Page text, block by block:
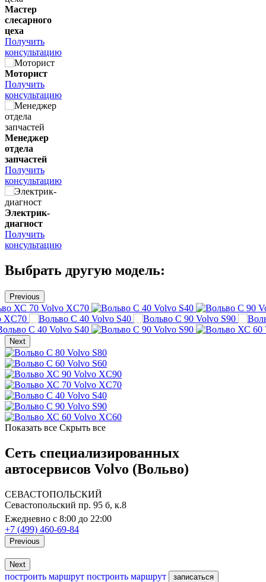
Мастер
слесарного
цеха
Получить
консультацию
Моторист
Получить
консультацию
Менеджер
отдела
запчастей
Получить
консультацию
Электрик-
диагност
Получить
консультацию
Выбрать другую модель:
Previous
Volvo XC70 Volvo S40
XC70
Volvo S40
Volvo S90
Volvo S40
Volvo S90
Next
Volvo S80
Volvo S60
Volvo XC90
Volvo XC70
Volvo S40
Volvo S90
Volvo XC60
Показать все Скрыть все
Сеть специализированных
автосервисов Volvo (Вольво)
СЕВАСТОПОЛЬСКИЙ
Севастопольский пр. 95 б, к.8
Ежедневно с 8:00 до 22:00
+7 (499) 460-69-84
Previous
Next
построить маршрут построить маршрут записаться